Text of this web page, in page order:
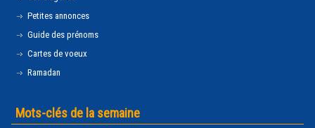
Petites annonces
Guide des prénoms
Cartes de voeux
Ramadan
Mots-clés de la semaine